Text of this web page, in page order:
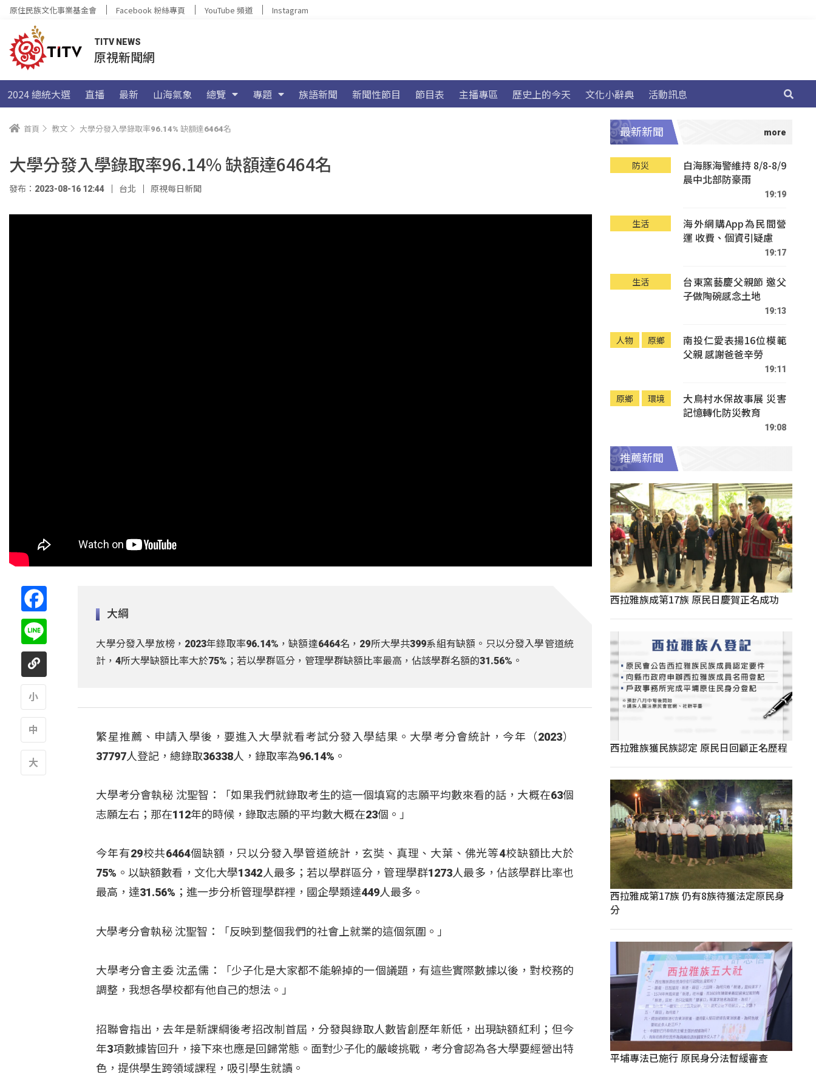
原住民族文化事業基金會 Facebook 粉絲專頁 YouTube 頻道 Instagram
TITV NEWS
原視新聞網
2024 總統大選 直播 最新 山海氣象 總覽 專題 族語新聞 新聞性節目 節目表 主播專區 歷史上的今天 文化小辭典 活動訊息
首頁 教文 大學分發入學錄取率96.14% 缺額達6464名
大學分發入學錄取率96.14% 缺額達6464名
發布：2023-08-16 12:44 台北 原視每日新聞
大綱
大學分發入學放榜，2023年錄取率96.14%，缺額達6464名，29所大學共399系組有缺額。只以分發入學管道統
計，4所大學缺額比率大於75%；若以學群區分，管理學群缺額比率最高，佔該學群名額的31.56%。
繁星推薦、申請入學後，要進入大學就看考試分發入學結果。大學考分會統計，今年（2023）
37797人登記，總錄取36338人，錄取率為96.14%。
大學考分會執秘 沈聖智：「如果我們就錄取考生的這一個填寫的志願平均數來看的話，大概在63個
志願左右；那在112年的時候，錄取志願的平均數大概在23個。」
今年有29校共6464個缺額，只以分發入學管道統計，玄奘、真理、大葉、佛光等4校缺額比大於
75%。以缺額數看，文化大學1342人最多；若以學群區分，管理學群1273人最多，佔該學群比率也
最高，達31.56%；進一步分析管理學群裡，國企學類達449人最多。
大學考分會執秘 沈聖智：「反映到整個我們的社會上就業的這個氛圍。」
大學考分會主委 沈孟儒：「少子化是大家都不能躲掉的一個議題，有這些實際數據以後，對校務的
調整，我想各學校都有他自己的想法。」
招聯會指出，去年是新課綱後考招改制首屆，分發與錄取人數皆創歷年新低，出現缺額紅利；但今
年3項數據皆回升，接下來也應是回歸常態。面對少子化的嚴峻挑戰，考分會認為各大學要經營出特
色，提供學生跨領域課程，吸引學生就讀。
最新新聞
防災
白海豚海警維持 8/8-8/9
晨中北部防豪雨
19:19
生活
海外網購App為民間營
運 收費、個資引疑慮
19:17
生活
台東窯藝慶父親節 邀父
子做陶碗感念土地
19:13
人物 原鄉
南投仁愛表揚16位模範
父親 感謝爸爸辛勞
19:11
原鄉 環境
大鳥村水保故事展 災害
記憶轉化防災教育
19:08
推薦新聞
西拉雅族成第17族 原民日慶賀正名成功
西拉雅族獲民族認定 原民日回顧正名歷程
西拉雅成第17族 仍有8族待獲法定原民身
分
平埔專法已施行 原民身分法暫緩審查